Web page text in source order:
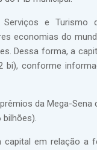
e Turismo
economias do
Dessa forma, a
bi), conforme
da Mega-Sena
bilhões).
em relação a